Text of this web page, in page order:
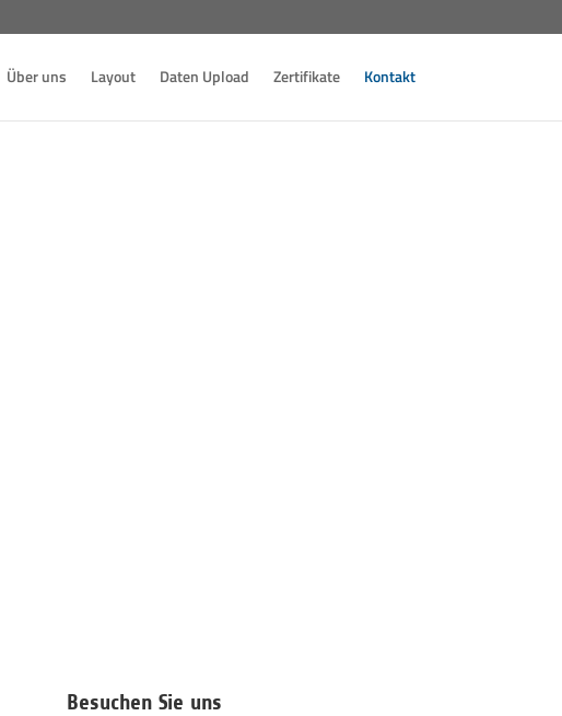
Über uns Layout Daten Upload Zertifikate Kontakt
Besuchen Sie uns